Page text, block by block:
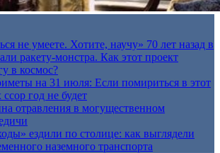
не умеете. Хотите, научу» 70 лет назад в
ракету-монстра. Как этот проект
в космос?
на 31 июля: Если помириться в этот
год не будет
отравления в могущественном
ездили по столице: как выглядели
наземного транспорта